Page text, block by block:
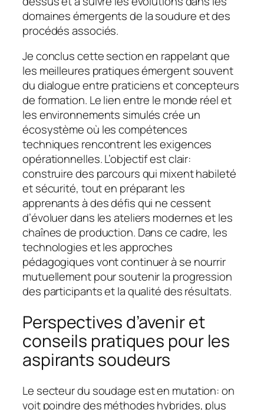
domaines émergents de la soudure et des
procédés associés.
Je conclus cette section en rappelant que
les meilleures pratiques émergent souvent
du dialogue entre praticiens et concepteurs
de formation. Le lien entre le monde réel et
les environnements simulés crée un
écosystème où les compétences
techniques rencontrent les exigences
opérationnelles. L’objectif est clair:
construire des parcours qui mixent habileté
et sécurité, tout en préparant les
apprenants à des défis qui ne cessent
d’évoluer dans les ateliers modernes et les
chaînes de production. Dans ce cadre, les
technologies et les approches
pédagogiques vont continuer à se nourrir
mutuellement pour soutenir la progression
des participants et la qualité des résultats.
Perspectives d’avenir et
conseils pratiques pour les
aspirants soudeurs
Le secteur du soudage est en mutation: on
voit poindre des méthodes hybrides, plus